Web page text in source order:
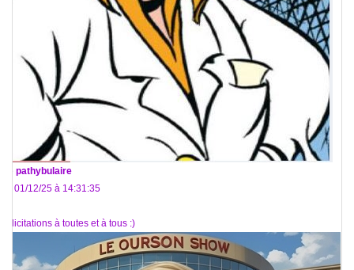
pathybulaire
Le 01/12/25 à 14:31:35
Félicitations à toutes et à tous :)